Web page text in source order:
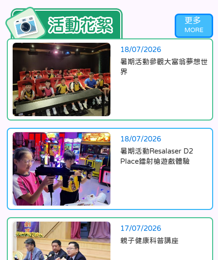
Activities
更多
18/07/2026
暑期活動參觀大富翁夢想世
界
18/07/2026
暑期活動Resalaser D2
Place鐳射槍遊戲體驗
17/07/2026
親子健康科普講座